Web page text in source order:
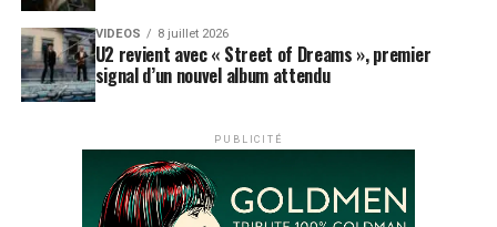
VIDEOS 8 juillet 2026
U2 revient avec « Street of Dreams », premier
signal d’un nouvel album attendu
PUBLICITÉ